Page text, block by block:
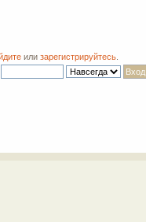
илизарегистрируйтесь